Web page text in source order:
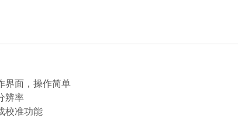
界面，操作简单
辨率
校准功能